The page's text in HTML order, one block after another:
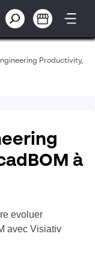
Productivity,
à
evoluer
avec Visiativ